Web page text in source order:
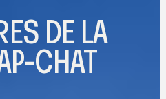
DE LA
CHAT